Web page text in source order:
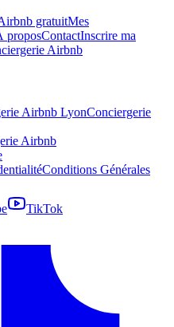
gratuitMes
proposContactInscrire ma
Airbnb
Airbnb LyonConciergerie
Airbnb
Conditions Générales
TikTok